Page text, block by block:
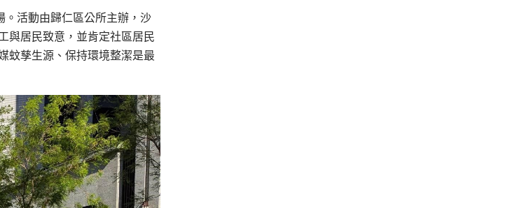
活動由歸仁區公所主辦，沙
與居民致意，並肯定社區居民
蚊孳生源、保持環境整潔是最